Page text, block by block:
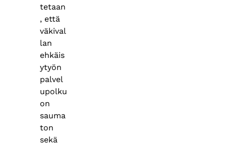
tetaan
, että
väkival
lan
ehkäis
ytyön
palvel
upolku
on
sauma
ton
sekä